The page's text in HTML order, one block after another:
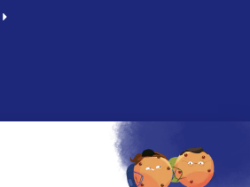
UniHA